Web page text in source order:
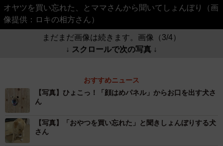
オヤツを買い忘れた、とママさんから聞いてしょんぼり（画
像提供：ロキの相方さん）
まだまだ画像は続きます。画像（3/4）
↓ スクロールで次の写真 ↓
おすすめニュース
【写真】ひょこっ！「顔はめパネル」からお口を出す犬さ
ん
【写真】「おやつを買い忘れた」と聞きしょんぼりする犬
さん